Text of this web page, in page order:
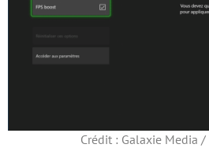
Crédit : Galaxie Media /